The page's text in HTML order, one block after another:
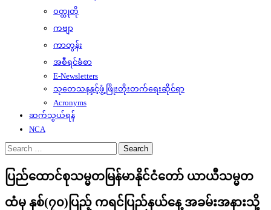
ဝတ္ထုတို
ကဗျာ
ကာတွန်း
အစီရင်ခံစာ
E-Newsletters
သုတေသနနှင့်ဖွံ့ဖြိုးတိုးတက်ရေးဆိုင်ရာ
Acronyms
ဆက်သွယ်ရန်
NCA
Search
for:
ပြည်ထောင်စုသမ္မတမြန်မာနိုင်ငံတော် ယာယီသမ္မတ
ထံမှ နှစ်(၇၀)ပြည့် ကရင်ပြည်နယ်နေ့ အခမ်းအနားသို့